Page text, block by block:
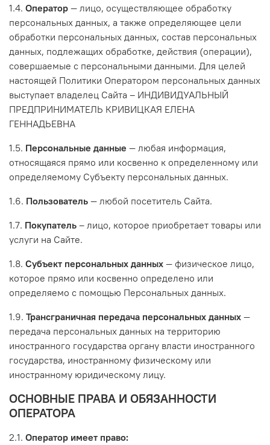
1.4. Оператор — лицо, осуществляющее обработку
персональных данных, а также определяющее цели
обработки персональных данных, состав персональных
данных, подлежащих обработке, действия (операции),
совершаемые с персональными данными. Для целей
настоящей Политики Оператором персональных данных
выступает владелец Сайта – ИНДИВИДУАЛЬНЫЙ
ПРЕДПРИНИМАТЕЛЬ КРИВИЦКАЯ ЕЛЕНА
ГЕННАДЬЕВНА
1.5. Персональные данные — любая информация,
относящаяся прямо или косвенно к определенному или
определяемому Субъекту персональных данных.
1.6. Пользователь — любой посетитель Сайта.
1.7. Покупатель – лицо, которое приобретает товары или
услуги на Сайте.
1.8. Субъект персональных данных — физическое лицо,
которое прямо или косвенно определено или
определяемо с помощью Персональных данных.
1.9. Трансграничная передача персональных данных —
передача персональных данных на территорию
иностранного государства органу власти иностранного
государства, иностранному физическому или
иностранному юридическому лицу.
ОСНОВНЫЕ ПРАВА И ОБЯЗАННОСТИ
ОПЕРАТОРА
2.1. Оператор имеет право: